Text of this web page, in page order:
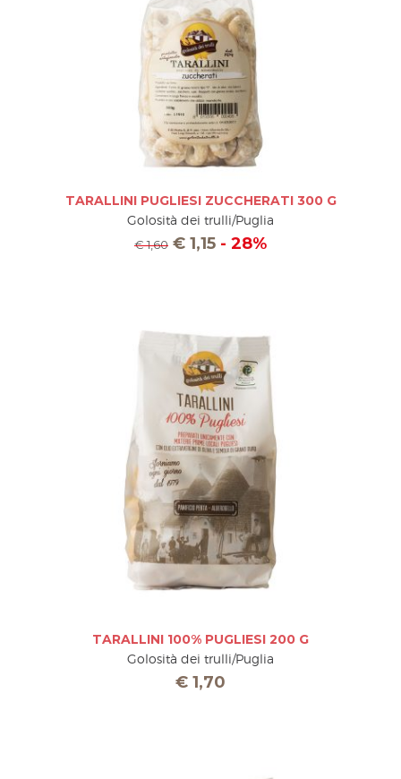
TARALLINI PUGLIESI ZUCCHERATI 300 G
Golosità dei trulli/Puglia
€1,60 € 1,15 - 28%
TARALLINI 100% PUGLIESI 200 G
Golosità dei trulli/Puglia
€ 1,70